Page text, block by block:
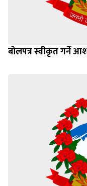
बोलपत्र स्वीकृत गर्ने